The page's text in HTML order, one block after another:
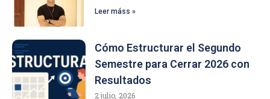
Leer máss »
Cómo Estructurar el Segundo
Semestre para Cerrar 2026 con
Resultados
2 julio, 2026